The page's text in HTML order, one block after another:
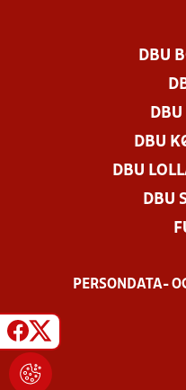
DBU
DBU
DBU
DBU
PERSONDATA-